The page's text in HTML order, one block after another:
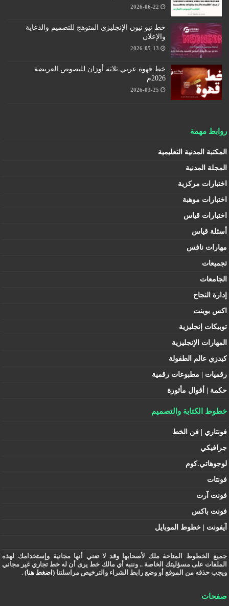
2026-06-22
خط نيو نيون الإنجليزي المتوهج للتصميم والدعاية
والإعلان
2026-05-13
خط قهوة عربي ثلاثة أوزان للنصوص العريضة
2026م
2026-03-25
روابط مهمة
المكتبة المدنية التعليمية
المجلة المدنية
اختبارات مركزية
اختبارات موهبة
اختبارات قياس
أسئلة قياس
مهارات نافس
تجميعات
الجامعات
إدارة النجاح
اكس بوينت
توبيكات إنجليزية
المهارات الإنجليزية
كيدزي عالم الطفولة
رقميات | مطبوعات رقمية
حكمة | أقوال مأثورة
خطوط الكتابة والتصميم
فونتاري | فن الخط
جرافيكي
لوجوهاتي.كوم
فونتات
فونت آرت
فونت باكس
آيفونت | خطوط الموبايل
جميع الخطوط المتاحة ملك لأصحابها وقد لا تعني أنها مجانية وإستخدامك لهذه
الملفات على مسؤليتك الخاصة .. وننبه أي مالك خط يرى أن له خط تجاري غير مجاني
ويجب حذفه من الموقع أو وضع رابط الشراء والترخيص مراسلتنا(اضغط هنا) .
صفحات